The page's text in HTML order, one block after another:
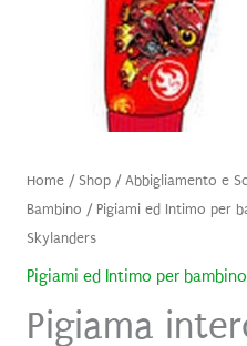
Home/ Shop/Abbigliamento e
Bambino / Pigiami ed Intimo per
Skylanders
Pigiami ed Intimo per bambino
Pigiama